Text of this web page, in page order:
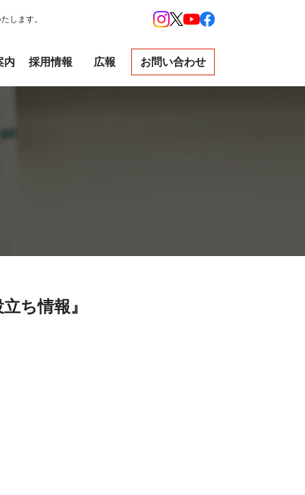
します。
内 採用情報 広報 お問い合わせ
ち情報』